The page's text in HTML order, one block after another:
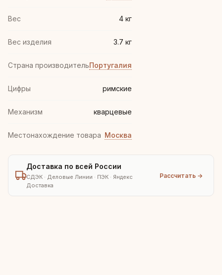
Вес 4 кг
Вес изделия 3.7 кг
Страна производительПортугалия
Цифры римские
Механизм кварцевые
Местонахождение товара Москва
Доставка по всей России
СДЭК · Деловые Линии · ПЭК · Яндекс
Доставка
Рассчитать →